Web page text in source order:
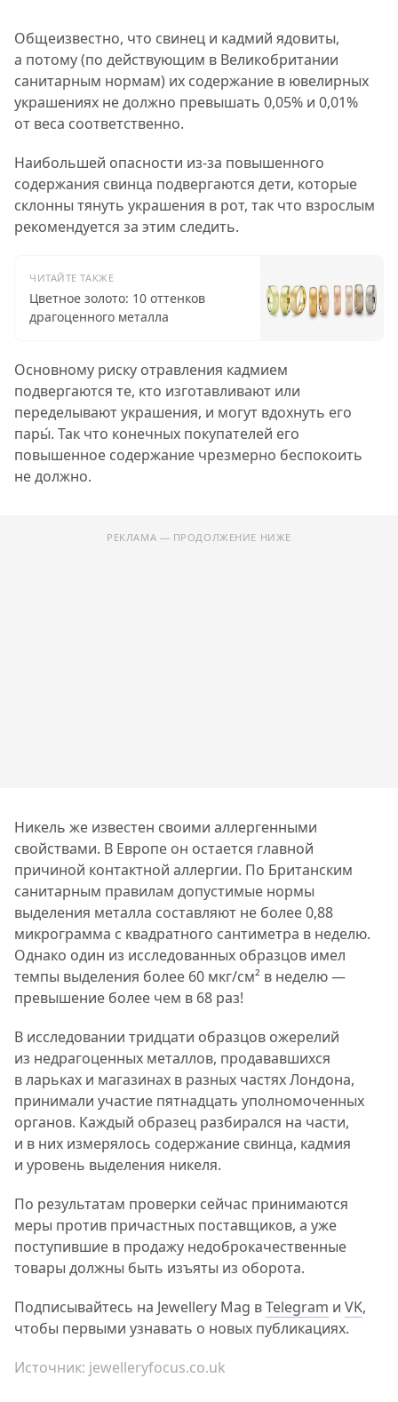
Общеизвестно, что свинец и кадмий ядовиты,
а потому (по действующим в Великобритании
санитарным нормам) их содержание в ювелирных
украшениях не должно превышать 0,05% и 0,01%
от веса соответственно.
Наибольшей опасности из-за повышенного
содержания свинца подвергаются дети, которые
склонны тянуть украшения в рот, так что взрослым
рекомендуется за этим следить.
ЧИТАЙТЕ ТАКЖЕ
Цветное золото: 10 оттенков
драгоценного металла
Основному риску отравления кадмием
подвергаются те, кто изготавливают или
переделывают украшения, и могут вдохнуть его
пары́. Так что конечных покупателей его
повышенное содержание чрезмерно беспокоить
не должно.
РЕКЛАМА — ПРОДОЛЖЕНИЕ НИЖЕ
Никель же известен своими аллергенными
свойствами. В Европе он остается главной
причиной контактной аллергии. По Британским
санитарным правилам допустимые нормы
выделения металла составляют не более 0,88
микрограмма с квадратного сантиметра в неделю.
Однако один из исследованных образцов имел
темпы выделения более 60 мкг/см² в неделю —
превышение более чем в 68 раз!
В исследовании тридцати образцов ожерелий
из недрагоценных металлов, продававшихся
в ларьках и магазинах в разных частях Лондона,
принимали участие пятнадцать уполномоченных
органов. Каждый образец разбирался на части,
и в них измерялось содержание свинца, кадмия
и уровень выделения никеля.
По результатам проверки сейчас принимаются
меры против причастных поставщиков, а уже
поступившие в продажу недоброкачественные
товары должны быть изъяты из оборота.
Подписывайтесь на Jewellery Mag вTelegram и VK,
чтобы первыми узнавать о новых публикациях.
Источник: jewelleryfocus.co.uk